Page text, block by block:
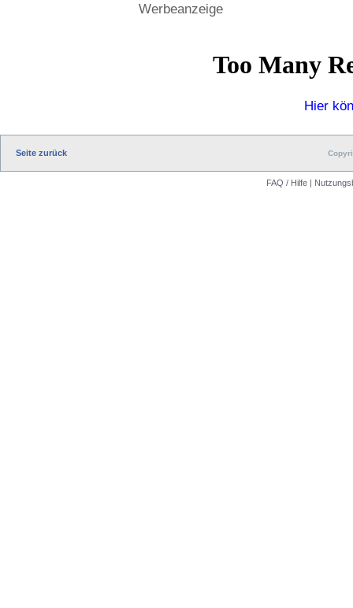
Werbeanzeige
Hier
Seite zurück
FAQ / Hilfe|